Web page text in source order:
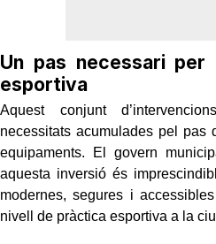
Un pas necessari
esportiva
Aquest conjunt
necessitats acumulades pel pas
equipaments. El govern
aquesta inversió és
modernes, segures i
nivell de pràctica esportiva a la